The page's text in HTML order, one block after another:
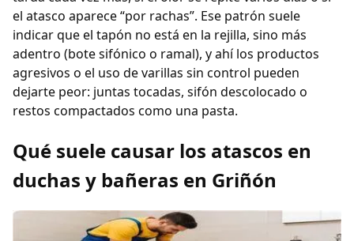
el atasco aparece “por rachas”. Ese patrón suele
indicar que el tapón no está en la rejilla, sino más
adentro (bote sifónico o ramal), y ahí los productos
agresivos o el uso de varillas sin control pueden
dejarte peor: juntas tocadas, sifón descolocado o
restos compactados como una pasta.
Qué suele causar los atascos en
duchas y bañeras en Griñón